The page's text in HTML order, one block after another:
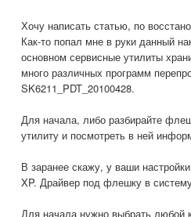
Хочу написать статью, по
Как-то попал мне в руки данный
основном сервисные утилиты
много различных программ
SK6211_PDT_20100428.
Для начала, либо разбирайте
утилиту и посмотреть в ней
В заранее скажу, у ваши
XP. Драйвер под флешку в
Для начала нужно выбрать любой